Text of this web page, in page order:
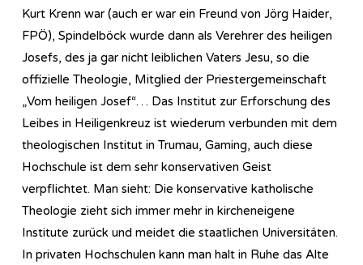
Kurt Krenn war (auch er war ein Freund von Jörg Haider,
FPÖ), Spindelböck wurde dann als Verehrer des heiligen
Josefs, des ja gar nicht leiblichen Vaters Jesu, so die
offizielle Theologie, Mitglied der Priestergemeinschaft
„Vom heiligen Josef“… Das Institut zur Erforschung des
Leibes in Heiligenkreuz ist wiederum verbunden mit dem
theologischen Institut in Trumau, Gaming, auch diese
Hochschule ist dem sehr konservativen Geist
verpflichtet. Man sieht: Die konservative katholische
Theologie zieht sich immer mehr in kircheneigene
Institute zurück und meidet die staatlichen Universitäten.
In privaten Hochschulen kann man halt in Ruhe das Alte